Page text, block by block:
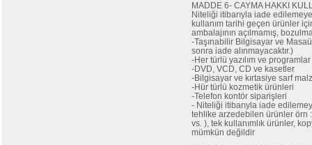
MADDE 6- CAYMA HAKKI
Niteliği itibarıyla iade
kullanım tarihi geçen ürünler
ambalajının açılmamış,
-Taşınabilir Bilgisayar ve
sonra iade alınmayacaktır.)
-Her türlü yazılım ve programlar
-DVD, VCD, CD ve kasetler
-Bilgisayar ve kırtasiye sarf
-Hür türlü kozmetik ürünleri
-Telefon kontör siparişleri
- Niteliği itibarıyla iade
tehlike arzedebilen ürünler örn
vs. ), tek kullanımlık ürünler,
mümkün değildir